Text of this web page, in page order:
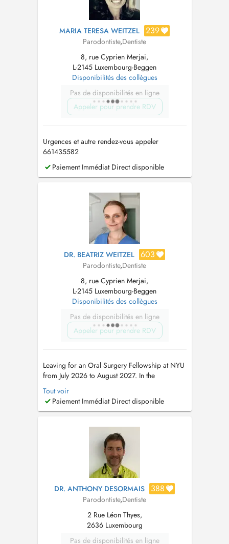
MARIA TERESA WEITZEL 239
Parodontiste,Dentiste
8, rue Cyprien Merjai,
L-2145 Luxembourg-Beggen
Disponibilités des collègues
Pas de disponibilités en ligne
Appeler pour prendre RDV
Urgences et autre rendez-vous appeler
661435582
Paiement Immédiat Direct disponible
DR. BEATRIZ WEITZEL 603
Parodontiste,Dentiste
8, rue Cyprien Merjai,
L-2145 Luxembourg-Beggen
Disponibilités des collègues
Pas de disponibilités en ligne
Appeler pour prendre RDV
Leaving for an Oral Surgery Fellowship at NYU
from July 2026 to August 2027. In the
meantime, please book appointments with Dr
Maria Teresa Weitzel (8 rue Cyprien Merjai and
17 rue des Bains, 1st floor) or Dr Philippe
Tout voir
Paiement Immédiat Direct disponible
DR. ANTHONY DESORMAIS 388
Parodontiste,Dentiste
2 Rue Léon Thyes,
2636 Luxembourg
Pas de disponibilités en ligne